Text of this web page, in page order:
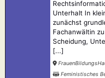
Unterhalt In
zunächst
Fachanwältin
Scheidung,
[...]
Feministisches